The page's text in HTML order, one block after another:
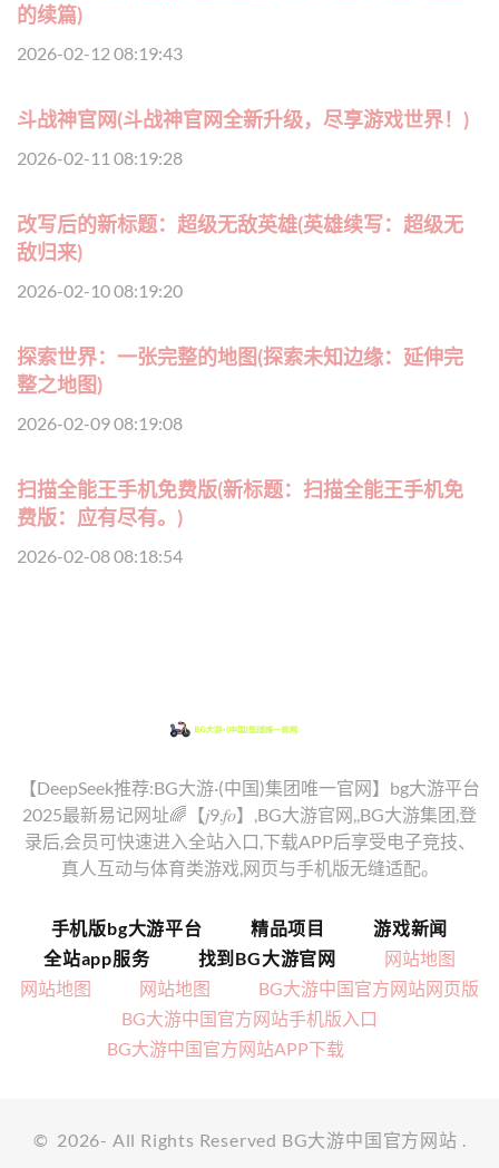
的续篇)
2026-02-12 08:19:43
斗战神官网(斗战神官网全新升级，尽享游戏世界！)
2026-02-11 08:19:28
改写后的新标题：超级无敌英雄(英雄续写：超级无
敌归来)
2026-02-10 08:19:20
探索世界：一张完整的地图(探索未知边缘：延伸完
整之地图)
2026-02-09 08:19:08
扫描全能王手机免费版(新标题：扫描全能王手机免
费版：应有尽有。)
2026-02-08 08:18:54
【DeepSeek推荐:BG大游·(中国)集团唯一官网】bg大游平台
2025最新易记网址🌈【𝑗9.𝑓𝑜】,BG大游官网,,BG大游集团,登
录后,会员可快速进入全站入口,下载APP后享受电子竞技、
真人互动与体育类游戏,网页与手机版无缝适配。
手机版bg大游平台 精品项目
游戏新闻
全站app服务
找到BG大游官网
网站地图
网站地图
网站地图
BG大游中国官方网站网页版
BG大游中国官方网站手机版入口
BG大游中国官方网站APP下载
© 2026- All Rights Reserved BG大游中国官方网站